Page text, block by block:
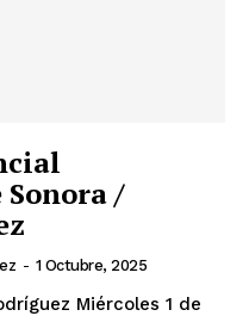
/
- 1 Octubre, 2025